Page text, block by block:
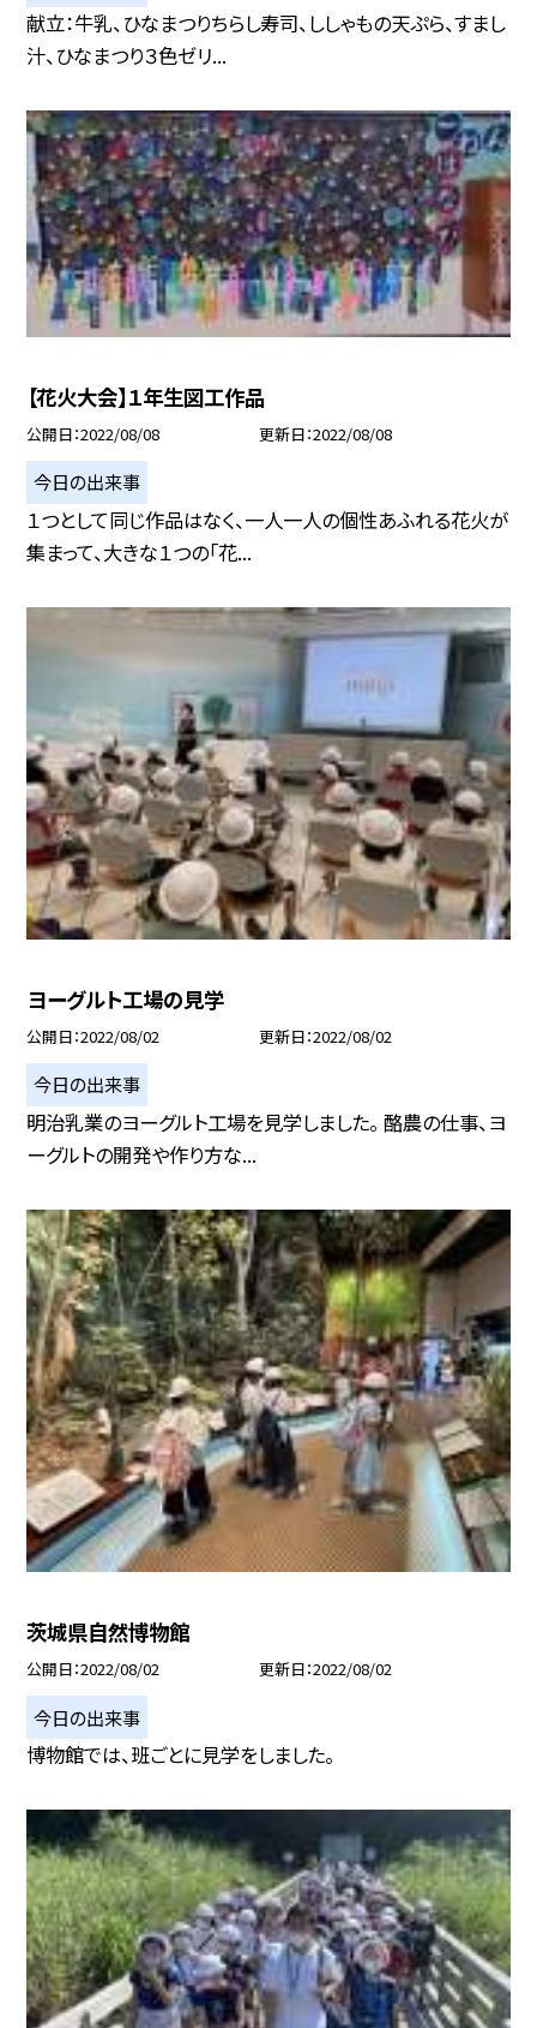
献立：牛乳、ひなまつりちらし寿司、ししゃもの天ぷら、すまし
汁、ひなまつり３色ゼリ...
【花火大会】１年生図工作品
公開日 2022/08/08 更新日 2022/08/08
今日の出来事
１つとして同じ作品はなく、一人一人の個性あふれる花火が
集まって、大きな１つの「花...
ヨーグルト工場の見学
公開日 2022/08/02 更新日 2022/08/02
今日の出来事
明治乳業のヨーグルト工場を見学しました。 酪農の仕事、ヨ
ーグルトの開発や作り方な...
茨城県自然博物館
公開日 2022/08/02 更新日 2022/08/02
今日の出来事
博物館では、班ごとに見学をしました。